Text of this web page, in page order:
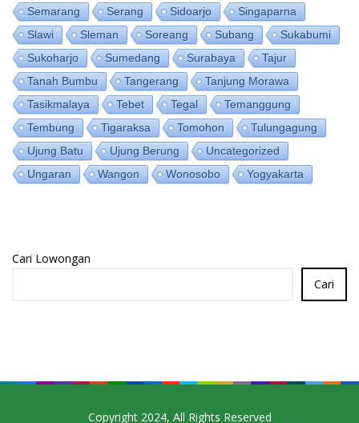
Semarang
Serang Sidoarjo
Singaparna
Slawi
Sleman Soreang Subang
Sukabumi
Sukoharjo
Sumedang Surabaya
Tajur
Tanah Bumbu
Tangerang
Tanjung Morawa
Tasikmalaya
Tebet Tegal
Temanggung
Tembung
Tigaraksa Tomohon
Tulungagung
Ujung Batu
Ujung Berung
Uncategorized
Ungaran
Wangon Wonosobo Yogyakarta
Cari Lowongan
Cari
Copyright 2024, All Rights Reserved